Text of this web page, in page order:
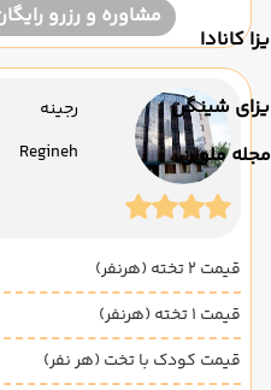
کانادا
شینگن
مجله ملوان
مشاوره و رزرو
رجینه
Regineh
قیمت 2 تخته (هرنفر)
قیمت 1 تخته (هرنفر)
قیمت کودک با تخت (هر نفر)